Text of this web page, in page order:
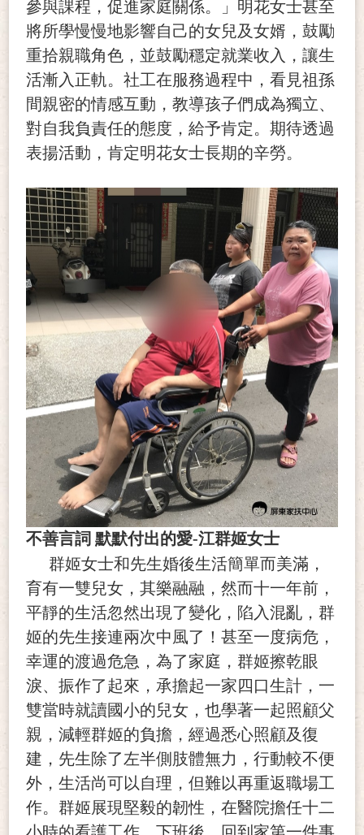
參與課程，促進家庭關係。」明花女士甚至
將所學慢慢地影響自己的女兒及女婿，鼓勵
重拾親職角色，並鼓勵穩定就業收入，讓生
活漸入正軌。社工在服務過程中，看見祖孫
間親密的情感互動，教導孩子們成為獨立、
對自我負責任的態度，給予肯定。期待透過
表揚活動，肯定明花女士長期的辛勞。
不善言詞 默默付出的愛-江群姬女士
群姬女士和先生婚後生活簡單而美滿，
育有一雙兒女，其樂融融，然而十一年前，
平靜的生活忽然出現了變化，陷入混亂，群
姬的先生接連兩次中風了！甚至一度病危，
幸運的渡過危急，為了家庭，群姬擦乾眼
淚、振作了起來，承擔起一家四口生計，一
雙當時就讀國小的兒女，也學著一起照顧父
親，減輕群姬的負擔，經過悉心照顧及復
建，先生除了左半側肢體無力，行動較不便
外，生活尚可以自理，但難以再重返職場工
作。群姬展現堅毅的韌性，在醫院擔任十二
小時的看護工作，下班後，回到家第一件事